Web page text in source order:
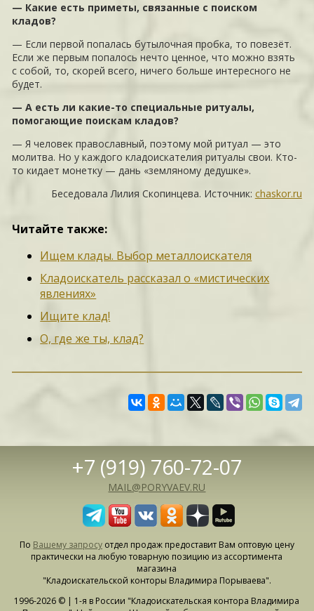
— Какие есть приметы, связанные с поиском
кладов?
— Если первой попалась бутылочная пробка, то повезёт.
Если же первым попалось нечто ценное, что можно взять
с собой, то, скорей всего, ничего больше интересного не
будет.
— А есть ли какие-то специальные ритуалы,
помогающие поискам кладов?
— Я человек православный, поэтому мой ритуал — это
молитва. Но у каждого кладоискателия ритуалы свои. Кто-
то кидает монетку — дань «земляному дедушке».
Беседовала Лилия Скопинцева. Источник: chaskor.ru
Читайте также:
Ищем клады. Выбор металлоискателя
Кладоискатель рассказал о «мистических
явлениях»
Ищите клад!
О, где же ты, клад?
+7 (919) 760-72-07
MAIL@PORYVAEV.RU
По Вашему запросуотдел продаж предоставит Вам оптовую цену
практически на любую товарную позицию из ассортимента
магазина
"Кладоискательской конторы Владимира Порываева".
1996-2026 © | 1-я в России "Кладоискательская контора Владимира